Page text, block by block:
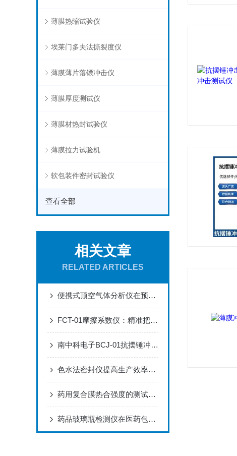
薄膜热缩试验仪
埃莱门多夫法撕裂度仪
薄膜薄片落镖冲击仪
薄膜厚度测试仪
薄膜材热封试验仪
薄膜拉力试验机
软包装件密封试验仪
查看全部
相关文章
RELATED ARTICLES
便携式顶空气体分析仪在预制蔬菜气调包装质量追溯中的应用案例
FCT-01摩擦系数仪：精准把控材料摩擦性能的核心检测设备
南中科电子BCJ-01抗摆锤冲击试验机的特点
色水法密封仪提高生产效率和安全性
药用复合膜热合强度的测试意义及测试方法介绍
药品玻璃瓶检测仪在医药包装领域的重要性